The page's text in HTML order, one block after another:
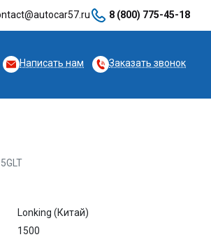
8 (800) 775-45-18
Написать нам Заказать звонок
Lonking (Китай)
1500